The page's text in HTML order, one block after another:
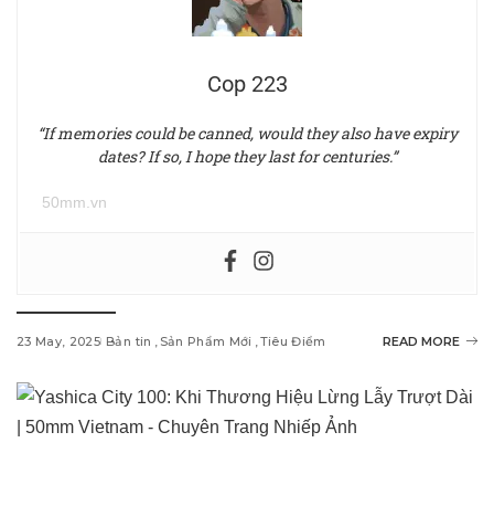
Cop 223
“If memories could be canned, would they also have expiry
dates? If so, I hope they last for centuries.”
50mm.vn
23 May, 2025 Bản tin Sản Phẩm Mới Tiêu Điểm READ MORE